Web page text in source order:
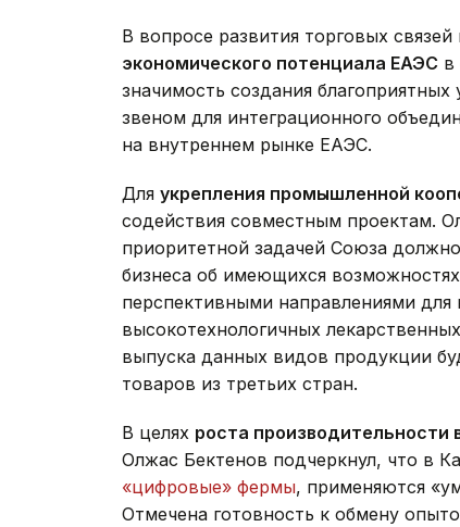
В вопросе развития торговых
экономического потенциала ЕАЭС в
значимость создания
звеном для интеграционного
на внутреннем рынке ЕАЭС.
Для укрепления промышленной
содействия совместным проектам.
приоритетной задачей Союза
бизнеса об имеющихся
перспективными направлениями для
высокотехнологичных
выпуска данных видов продукции
товаров из третьих стран.
В целях роста производительности
Олжас Бектенов подчеркнул, что в
«цифровые» фермы, применяются
Отмечена готовность к обмену